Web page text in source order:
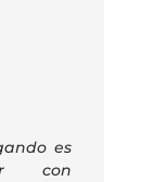
es
con